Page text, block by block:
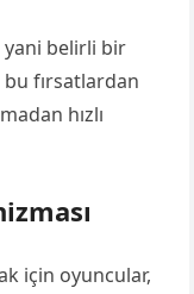
yani belirli bir
fırsatlardan
hızlı
için oyuncular,